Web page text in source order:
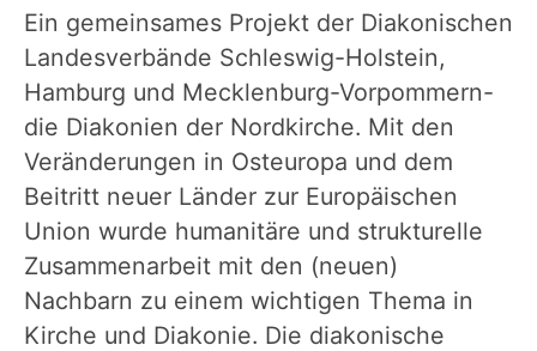
Ein gemeinsames Projekt der Diakonischen
Landesverbände Schleswig-Holstein,
Hamburg und Mecklenburg-Vorpommern-
die Diakonien der Nordkirche. Mit den
Veränderungen in Osteuropa und dem
Beitritt neuer Länder zur Europäischen
Union wurde humanitäre und strukturelle
Zusammenarbeit mit den (neuen)
Nachbarn zu einem wichtigen Thema in
Kirche und Diakonie. Die diakonische